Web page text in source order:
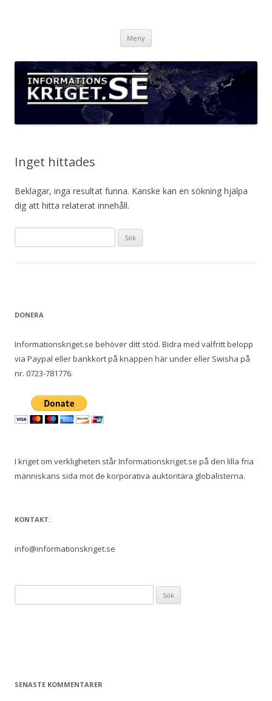
Meny
Inget hittades
Beklagar, inga resultat funna. Kanske kan en sökning hjälpa
dig att hitta relaterat innehåll.
efter:
DONERA
Informationskriget.se behöver ditt stöd. Bidra med valfritt belopp
via Paypal eller bankkort på knappen här under eller Swisha på
nr. 0723-781776.
I kriget om verkligheten står Informationskriget.se på den lilla fria
människans sida mot de korporativa auktoritära globalisterna.
KONTAKT:
info@informationskriget.se
efter:
SENASTE KOMMENTARER